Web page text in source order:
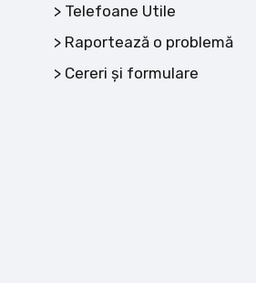
Telefoane Utile
Raportează o problemă
Cereri și formulare